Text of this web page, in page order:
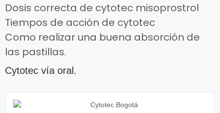
Dosis correcta de cytotec misoprostrol
Tiempos de acción de cytotec
Como realizar una buena absorción de
las pastillas.
Cytotec vía oral.